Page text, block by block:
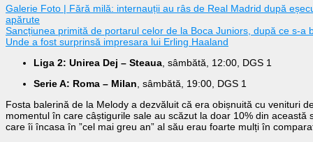
Galerie Foto | Fără milă: internauții au râs de Real Madrid după
apărute
Sancțiunea primită de portarul celor de la Boca Juniors, după ce s-a
Unde a fost surprinsă impresara lui Erling Haaland
Liga 2: Unirea Dej – Steaua, sâmbătă, 12:00, DGS 1
Serie A: Roma – Milan, sâmbătă, 19:00, DGS 1
Fosta balerină de la Melody a dezvăluit că era obișnuită cu venituri
momentul în care câștigurile sale au scăzut la doar 10% din această
care îi încasa în ”cel mai greu an” al său erau foarte mulți în